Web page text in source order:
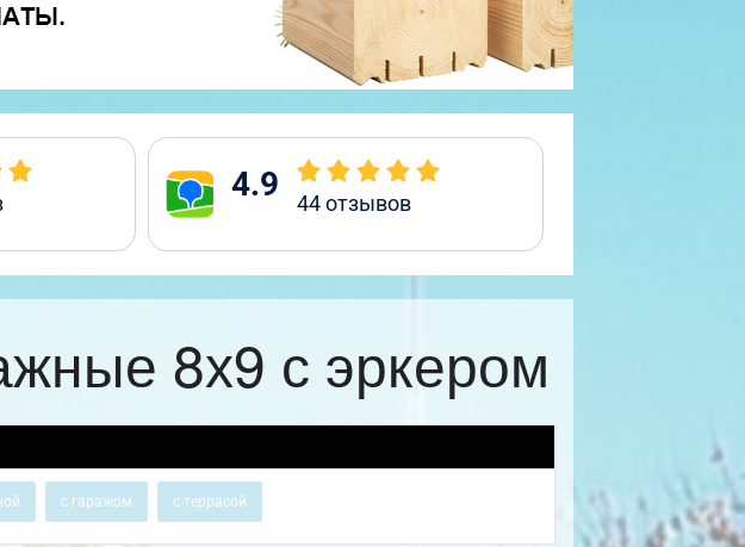
4.9 44отзывов
8х9 с эркером
с гаражом с террасой